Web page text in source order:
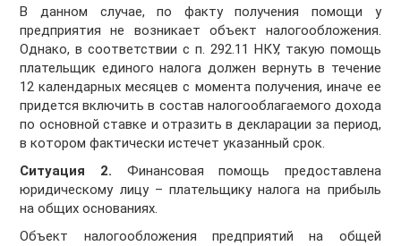
В данном случае, по факту получения помощи у
предприятия не возникает объект налогообложения.
Однако, в соответствии с п. 292.11 НКУ, такую помощь
плательщик единого налога должен вернуть в течение
12 календарных месяцев с момента получения, иначе ее
придется включить в состав налогооблагаемого дохода
по основной ставке и отразить в декларации за период,
в котором фактически истечет указанный срок.
Ситуация 2.
Финансовая помощь предоставлена
юридическому лицу – плательщику налога на прибыль
на общих основаниях.
Объект налогообложения предприятий на общей